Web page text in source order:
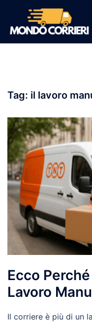
contenuto
Tag: il lavoro
Ecco
Lavoro
Il corriere è più di un